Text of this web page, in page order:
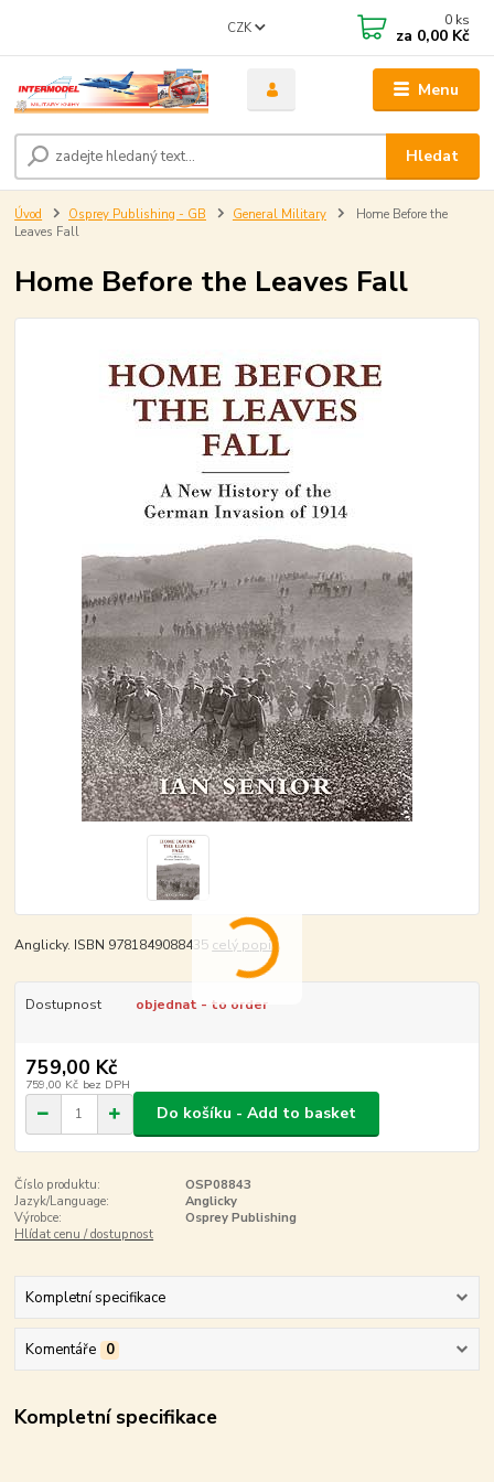
Menu
CZK
Hledat
0 ks
za 0,00 Kč
Úvod Osprey Publishing - GB General Military
Home Before the
Leaves Fall
Home Before the Leaves Fall
Anglicky. ISBN 9781849088435 celý popis
Dostupnost objednat - to order
759,00 Kč
759,00 Kč bez DPH
Do košíku - Add to basket
Číslo produktu:
OSP08843
Jazyk/Language:
Anglicky
Výrobce:
Osprey Publishing
Hlídat cenu / dostupnost
Kompletní specifikace
Komentáře 0
Kompletní specifikace